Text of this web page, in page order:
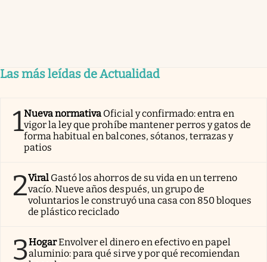
Las más leídas de Actualidad
1Nueva normativa Oficial y confirmado: entra en
vigor la ley que prohíbe mantener perros y gatos de
forma habitual en balcones, sótanos, terrazas y
patios
2Viral Gastó los ahorros de su vida en un terreno
vacío. Nueve años después, un grupo de
voluntarios le construyó una casa con 850 bloques
de plástico reciclado
3HogarEnvolver el dinero en efectivo en papel
aluminio: para qué sirve y por qué recomiendan